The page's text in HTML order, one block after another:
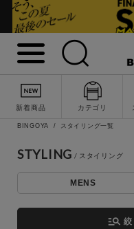
新着商品 カテゴリ
BINGOYA スタイリング一覧
STYLING
MENS
manage_search 絞